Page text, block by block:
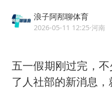
王
上
《
浪子阿邴聊体育
2026-05-11 12:25·河南
五一假期刚过完，
了人社部的新消息